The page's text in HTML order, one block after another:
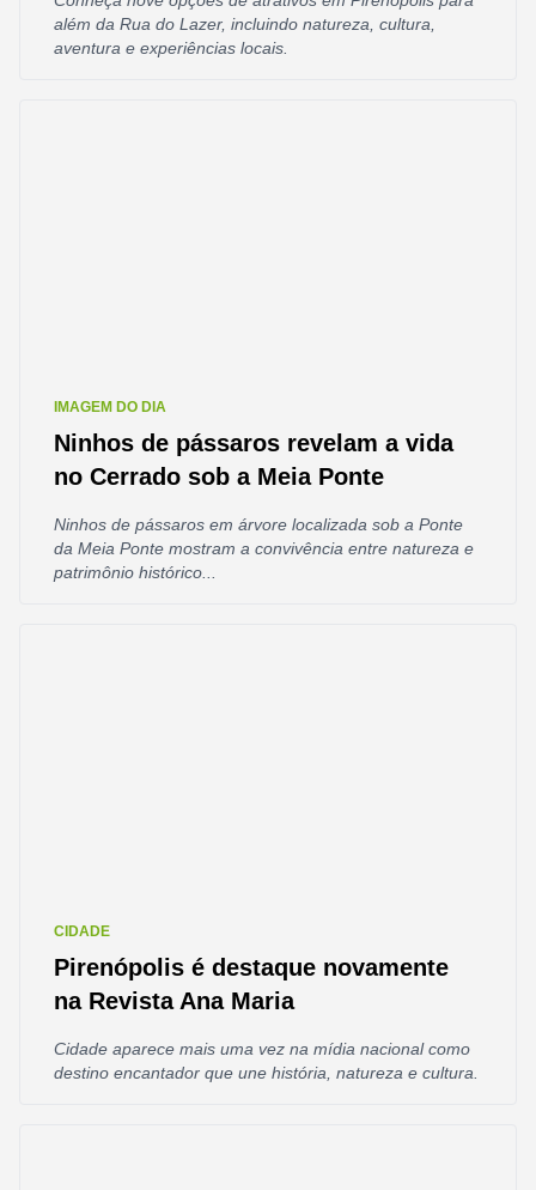
além da Rua do Lazer, incluindo natureza, cultura,
aventura e experiências locais.
IMAGEM DO DIA
Ninhos de pássaros revelam a vida
no Cerrado sob a Meia Ponte
Ninhos de pássaros em árvore localizada sob a Ponte
da Meia Ponte mostram a convivência entre natureza e
patrimônio histórico...
CIDADE
Pirenópolis é destaque novamente
na Revista Ana Maria
Cidade aparece mais uma vez na mídia nacional como
destino encantador que une história, natureza e cultura.